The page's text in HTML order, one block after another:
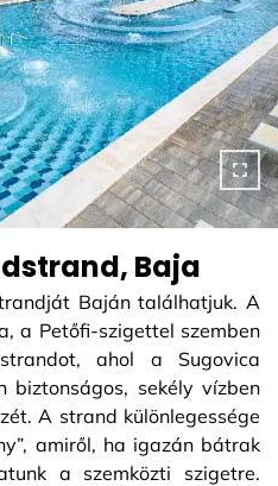
Baja
Baján találhatjuk. A
a Petőfi-szigettel szemben
ahol a Sugovica
biztonságos, sekély vízben
A strand különlegessége
amiről, ha igazán bátrak
a szemközti szigetre.